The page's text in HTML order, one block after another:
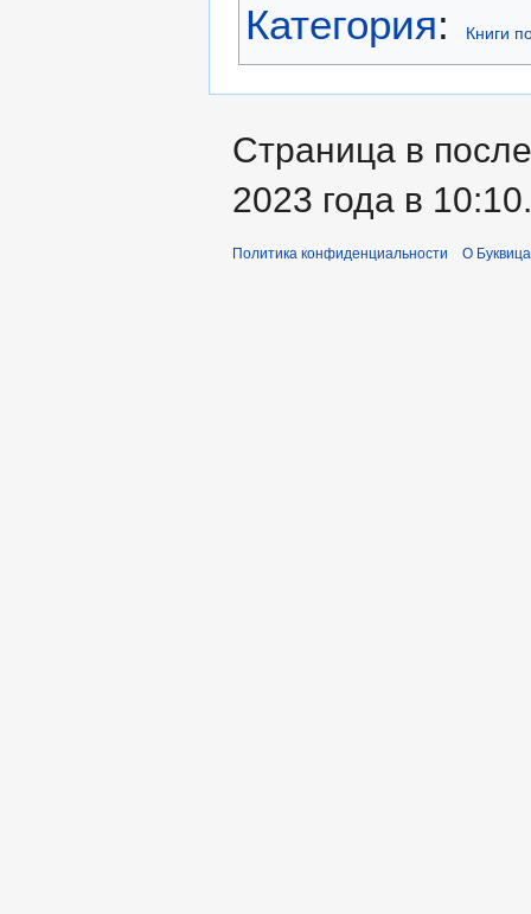
Категория: Книги
Страница в
2023 года в 10:10.
Политика конфиденциальности О Буквица